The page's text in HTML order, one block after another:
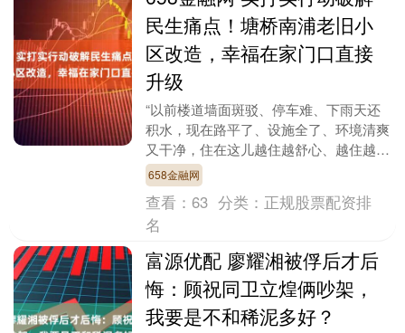
民生痛点！塘桥南浦老旧小
区改造，幸福在家门口直接
升级
“以前楼道墙面斑驳、停车难、下雨天还
积水，现在路平了、设施全了、环境清爽
又干净，住在这儿越住越舒心、越住越安
心！”说起小区的大变化，家住塘桥街道
浦东南路2178....
658金融网
查看：63 分类： 正规股票配资排
名
富源优配 廖耀湘被俘后才后
悔：顾祝同卫立煌俩吵架，
我要是不和稀泥多好？